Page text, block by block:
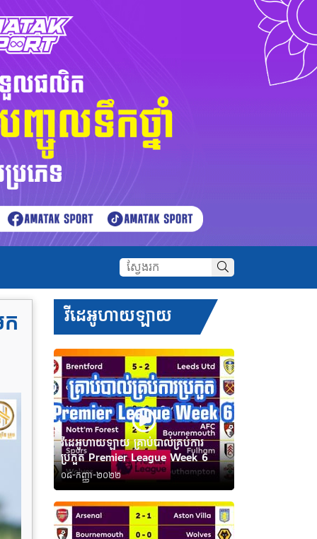
វីដេអូហាយឡាយ
វីដេអូហាយឡាយ គ្រាប់បាល់គ្រប់ការ
ប្រកួត Premier League Week 6
០៨-កញ្ញា-២០២២